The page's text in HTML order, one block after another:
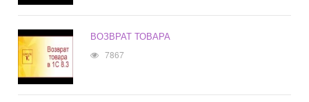
ВОЗВРАТ ТОВАРА
7867